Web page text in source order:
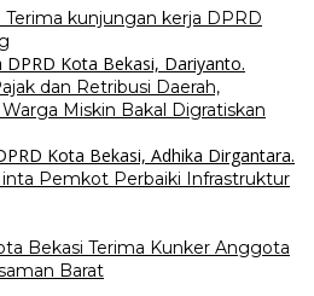
kunjungan kerja DPRD
dan Retribusi Daerah,
Miskin Bakal Digratiskan
Pemkot Perbaiki Infrastruktur
Bekasi Terima Kunker Anggota
Barat